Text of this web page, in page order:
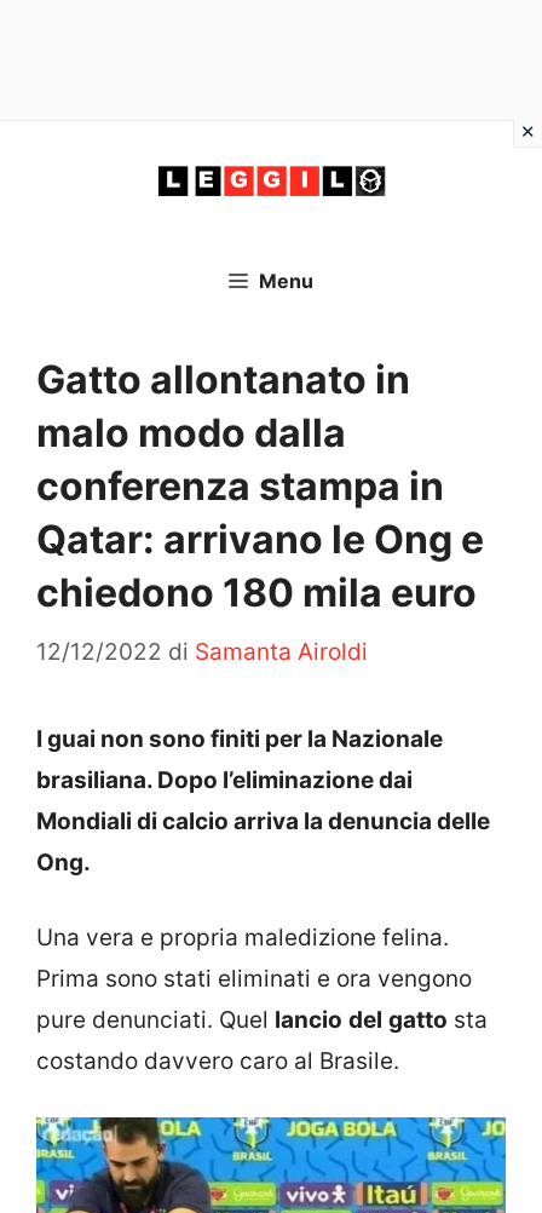
Menu
Gatto allontanato in
malo modo dalla
conferenza stampa in
Qatar: arrivano le Ong e
chiedono 180 mila euro
12/12/2022 di Samanta Airoldi
I guai non sono finiti per la Nazionale
brasiliana. Dopo l’eliminazione dai
Mondiali di calcio arriva la denuncia delle
Ong.
Una vera e propria maledizione felina.
Prima sono stati eliminati e ora vengono
pure denunciati. Quel lancio del gatto sta
costando davvero caro al Brasile.